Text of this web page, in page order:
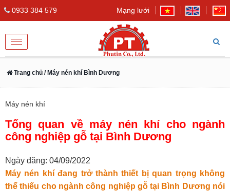
0933 384 579 Mạng lưới
Toggle
navigation
Trang chủ / Máy nén khí Bình Dương
Máy nén khí
Tổng quan về máy nén khí cho ngành
công nghiệp gỗ tại Bình Dương
Ngày đăng: 04/09/2022
Máy nén khí đang trở thành thiết bị quan trọng không
thể thiếu cho ngành công nghiệp gỗ tại Bình Dương nói